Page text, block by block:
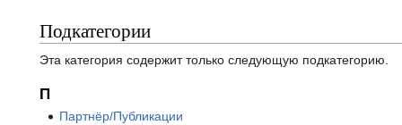
Подкатегории
Эта категория содержит только следующую подкатегорию.
П
Партнёр/Публикации